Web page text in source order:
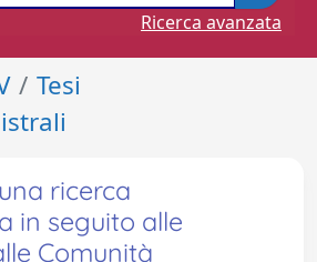
Ricerca avanzata
Tesi
ricerca
in seguito alle
Comunità